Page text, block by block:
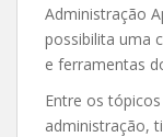
Administração
possibilita uma
e ferramentas
Entre os
administração,